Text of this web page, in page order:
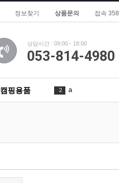
정보찾기 상품문의 접속 358
상담시간 : 09:00 - 18:00
053-814-4980
2 a
캠핑용품